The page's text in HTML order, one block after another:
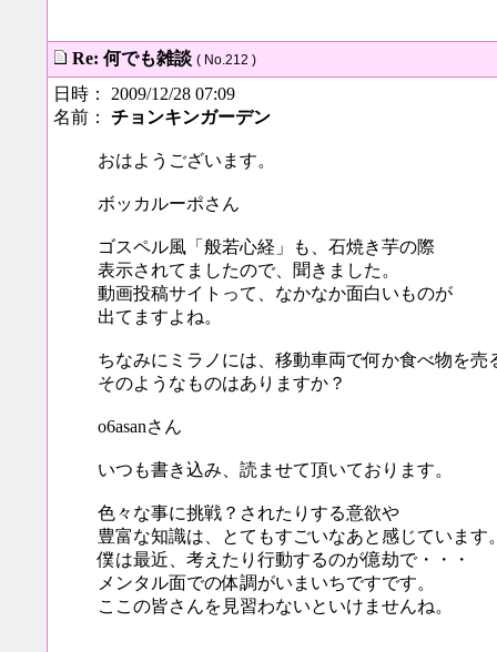
Re: 何でも雑談 ( No.212 )
日時： 2009/12/28 07:09
名前： チョンキンガーデン
おはようございます。
ボッカルーポさん
ゴスペル風「般若心経」も、石焼き芋の際
表示されてましたので、聞きました。
動画投稿サイトって、なかなか面白いものが
出てますよね。
ちなみにミラノには、移動車両で何か食べ物を売
そのようなものはありますか？
o6asanさん
いつも書き込み、読ませて頂いております。
色々な事に挑戦？されたりする意欲や
豊富な知識は、とてもすごいなあと感じています
僕は最近、考えたり行動するのが億劫で・・・
メンタル面での体調がいまいちですです。
ここの皆さんを見習わないといけませんね。